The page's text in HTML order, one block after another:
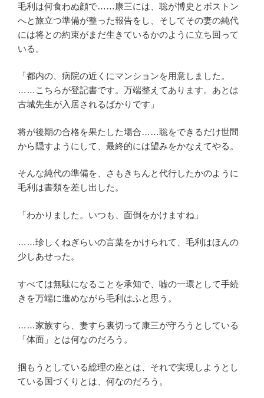
毛利は何食わぬ顔で……康三には、聡が博史とボストン
へと旅立つ準備が整った報告をし、そしてその妻の純代
には将との約束がまだ生きているかのように立ち回って
いる。
「都内の、病院の近くにマンションを用意しました。
……こちらが登記書です。万端整えてあります。あとは
古城先生が入居されるばかりです」
将が後期の合格を果たした場合……聡をできるだけ世間
から隠すようにして、最終的には望みをかなえてやる。
そんな純代の準備を、さもきちんと代行したかのように
毛利は書類を差し出した。
「わかりました。いつも、面倒をかけますね」
……珍しくねぎらいの言葉をかけられて、毛利はほんの
少しあせった。
すべては無駄になることを承知で、嘘の一環として手続
きを万端に進めながら毛利はふと思う。
……家族すら、妻すら裏切って康三が守ろうとしている
「体面」とは何なのだろう。
掴もうとしている総理の座とは、それで実現しようとし
ている国づくりとは、何なのだろう。